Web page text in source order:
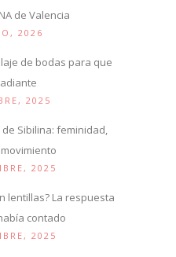
de Valencia
2026
de bodas para que
2025
Sibilina: feminidad,
2025
lentillas? La respuesta
contado
2025